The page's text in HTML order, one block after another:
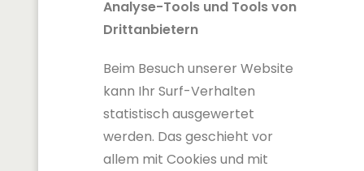
Analyse-Tools und Tools von
Drittanbietern
Beim Besuch unserer Website
kann Ihr Surf-Verhalten
statistisch ausgewertet
werden. Das geschieht vor
allem mit Cookies und mit